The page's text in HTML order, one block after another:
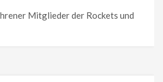
Mitglieder der Rockets und